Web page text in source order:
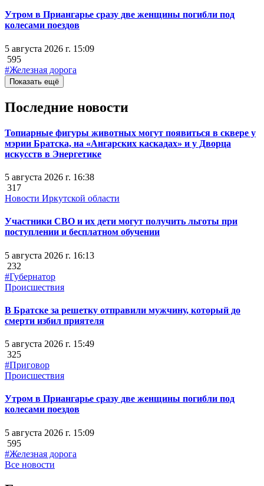
Утром в Приангарье сразу две женщины погибли под
колесами поездов
5 августа 2026 г. 15:09
595
#Железная дорога
Показать ещё
Последние новости
Топиарные фигуры животных могут появиться в сквере у
мэрии Братска, на «Ангарских каскадах» и у Дворца
искусств в Энергетике
5 августа 2026 г. 16:38
317
Новости Иркутской области
Участники СВО и их дети могут получить льготы при
поступлении и бесплатном обучении
5 августа 2026 г. 16:13
232
#Губернатор
Происшествия
В Братске за решетку отправили мужчину, который до
смерти избил приятеля
5 августа 2026 г. 15:49
325
#Приговор
Происшествия
Утром в Приангарье сразу две женщины погибли под
колесами поездов
5 августа 2026 г. 15:09
595
#Железная дорога
Все новости